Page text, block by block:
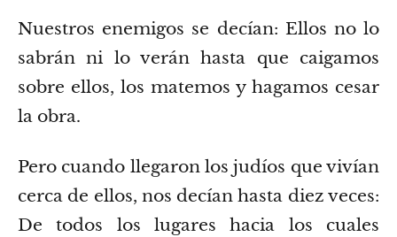
Nuestros enemigos se decían: Ellos no lo
sabrán ni lo verán hasta que caigamos
sobre ellos, los matemos y hagamos cesar
la obra.
Pero cuando llegaron los judíos que vivían
cerca de ellos, nos decían hasta diez veces:
De todos los lugares hacia los cuales